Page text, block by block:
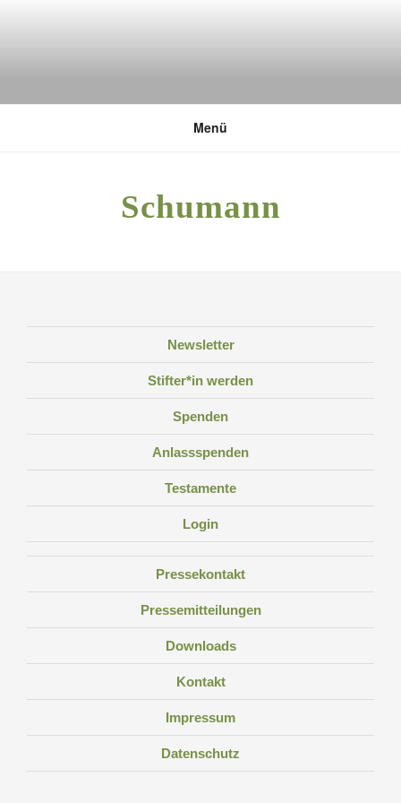
DEUTSCHE UMWELTSTIFTUNG
Menü
Schumann
Newsletter
Stifter*in werden
Spenden
Anlassspenden
Testamente
Login
Pressekontakt
Pressemitteilungen
Downloads
Kontakt
Impressum
Datenschutz